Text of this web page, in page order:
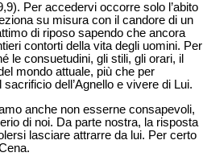
Per accedervi occorre solo l’abito
su misura con il candore di un
di riposo sapendo che ancora
contorti della vita degli uomini. Per
le consuetudini, gli stili, gli orari, il
mondo attuale, più che per
dell’Agnello e vivere di Lui.
anche non esserne consapevoli,
di noi. Da parte nostra, la risposta
lasciare attrarre da lui. Per certo